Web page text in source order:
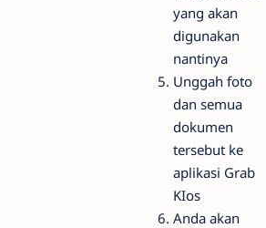
yang akan
digunakan
nantinya
Unggah foto
dan semua
dokumen
tersebut ke
aplikasi Grab
KIos
Anda akan